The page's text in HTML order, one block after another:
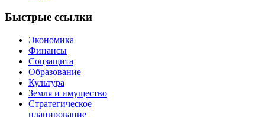
Быстрые ссылки
Экономика
Финансы
Соцзащита
Образование
Культура
Земля и имущество
Стратегическое
планирование